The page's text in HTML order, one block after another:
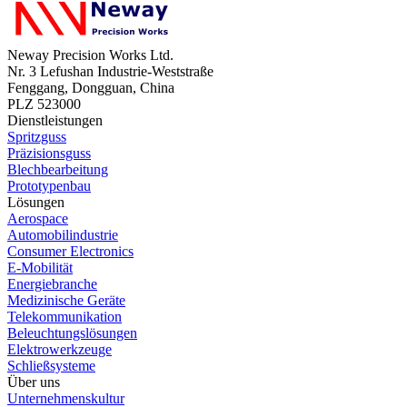
Neway Precision Works Ltd.
Nr. 3 Lefushan Industrie-Weststraße
Fenggang, Dongguan, China
PLZ 523000
Dienstleistungen
Spritzguss
Präzisionsguss
Blechbearbeitung
Prototypenbau
Lösungen
Aerospace
Automobilindustrie
Consumer Electronics
E-Mobilität
Energiebranche
Medizinische Geräte
Telekommunikation
Beleuchtungslösungen
Elektrowerkzeuge
Schließsysteme
Über uns
Unternehmenskultur